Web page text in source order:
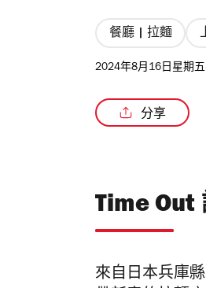
餐廳 | 拉麵
2024年8月16日星期五
分享
Time Out
來自日本兵庫